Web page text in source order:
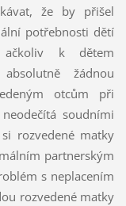
že by přišel
potřebnosti dětí
ačkoliv k dětem
žádnou
otcům při
soudními
rozvedené matky
partnerským
s neplacením
rozvedené matky